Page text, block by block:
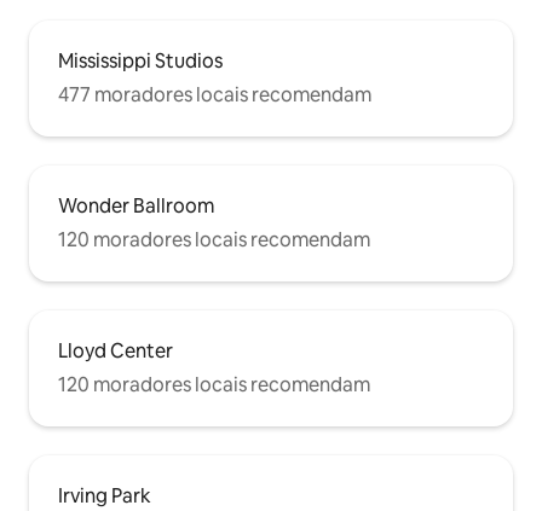
arquitetura moderna e o design facilitam
a limpeza da mente e aproveitam a
experiência de Portland. O design verde
sala de estar.
Mississippi Studios
477 moradores locais recomendam
Wonder Ballroom
120 moradores locais recomendam
Lloyd Center
120 moradores locais recomendam
Irving Park